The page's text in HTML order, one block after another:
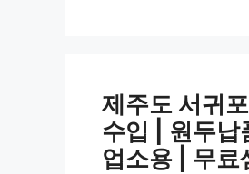
제주도 서귀
수입 | 원두납
업소용 | 무료